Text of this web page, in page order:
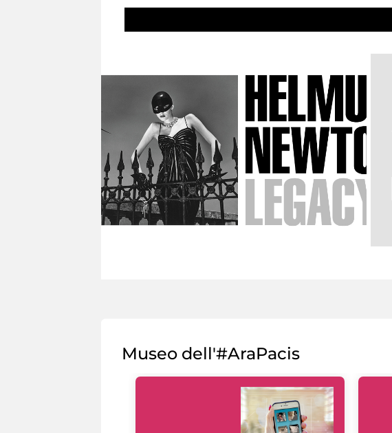
Museo dell'#AraPacis